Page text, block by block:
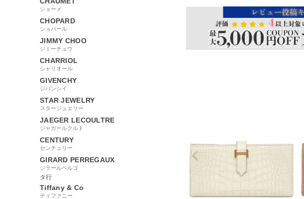
ショーメ
CHOPARD
ショパール
JIMMY CHOO
ジミーチュウ
CHARRIOL
シャリオール
GIVENCHY
ジバンシイ
STAR JEWELRY
スタージュエリー
JAEGER LECOULTRE
ジャガールクルト
CENTURY
センチュリー
GIRARD PERREGAUX
ジラールペルゴ
タ行
Tiffany & Co
ティファニー